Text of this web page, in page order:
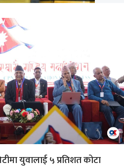
युवालाई ५ प्रतिशत कोटा